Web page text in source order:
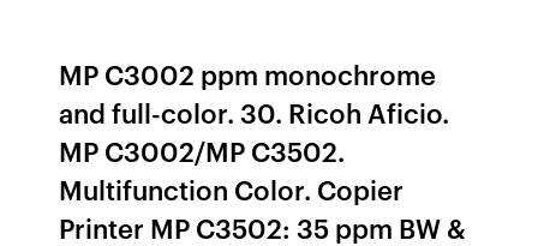
MP C3002 ppm monochrome
and full-color. 30. Ricoh Aficio.
MP C3002/MP C3502.
Multifunction Color. Copier
Printer MP C3502: 35 ppm BW &